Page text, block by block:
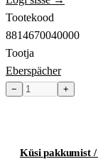
Tootekood
8814670040000
Tootja
Eberspächer
− +
Küsi pakkumist